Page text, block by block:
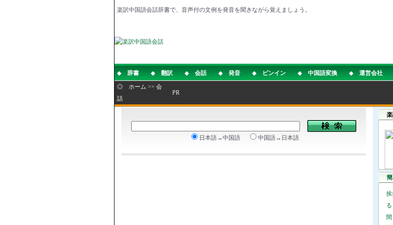
楽訳中国語会話辞書で、音声付の文例を発音を聞きながら覚えましょう。
◆ 辞書 ◆ 翻訳 ◆ 会話◆ 発音 ◆ ピンイン ◆ 中国語変換 ◆ 運営会社
◎ ホーム >> 会
話
PR
日本語→中国語 中国語→日本語
る
間